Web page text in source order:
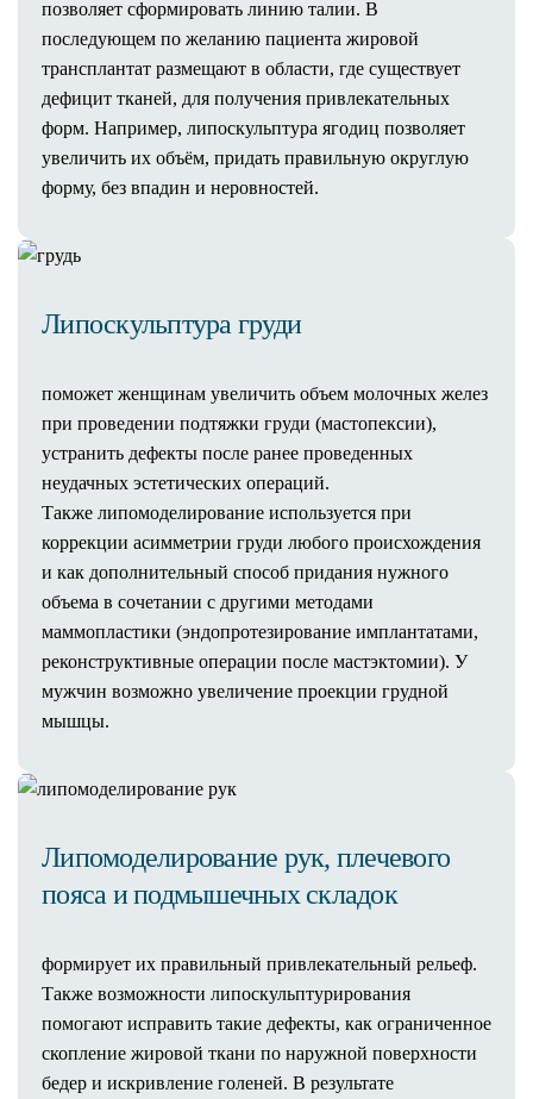
Фракционное омоложение
Фотодинамическая терапия Revixan
Лечение постакне
Уходовые процедуры
Пилинги
Пилинг PRX-T33
Пилинг Биорепил
волос
Экзосомальная терапия
Консультация косметолога
Результаты процедур
Стоимость услуг
Пластическая хирургия
Лицо
Пластика лица
Эндоскопическая операция
Височный лифтинг
Эндоскопический лифтинг лба
Подтяжка средней трети лица
Подтяжка верхней трети лица
Круговая блефаропластика
Верхняя блефаропластика
Кантопластика
Подтяжка лица и шеи пластикой SMAS
(фейслифтинг)
Подтяжка контура лица (круговая)
Лифтинг Мендельсона
позволяет сформировать линию талии. В
последующем по желанию пациента жировой
трансплантат размещают в области, где существует
дефицит тканей, для получения привлекательных
форм. Например, липоскульптура ягодиц позволяет
увеличить их объём, придать правильную округлую
форму, без впадин и неровностей.
Липоскульптура груди
поможет женщинам увеличить объем молочных желез
при проведении подтяжки груди (мастопексии),
устранить дефекты после ранее проведенных
неудачных эстетических операций.
Также липомоделирование используется при
коррекции асимметрии груди любого происхождения
и как дополнительный способ придания нужного
объема в сочетании с другими методами
маммопластики (эндопротезирование имплантатами,
реконструктивные операции после мастэктомии). У
мужчин возможно увеличение проекции грудной
мышцы.
Липомоделирование рук, плечевого
пояса и подмышечных складок
формирует их правильный привлекательный рельеф.
Также возможности липоскульптурирования
помогают исправить такие дефекты, как ограниченное
скопление жировой ткани по наружной поверхности
бедер и искривление голеней. В результате